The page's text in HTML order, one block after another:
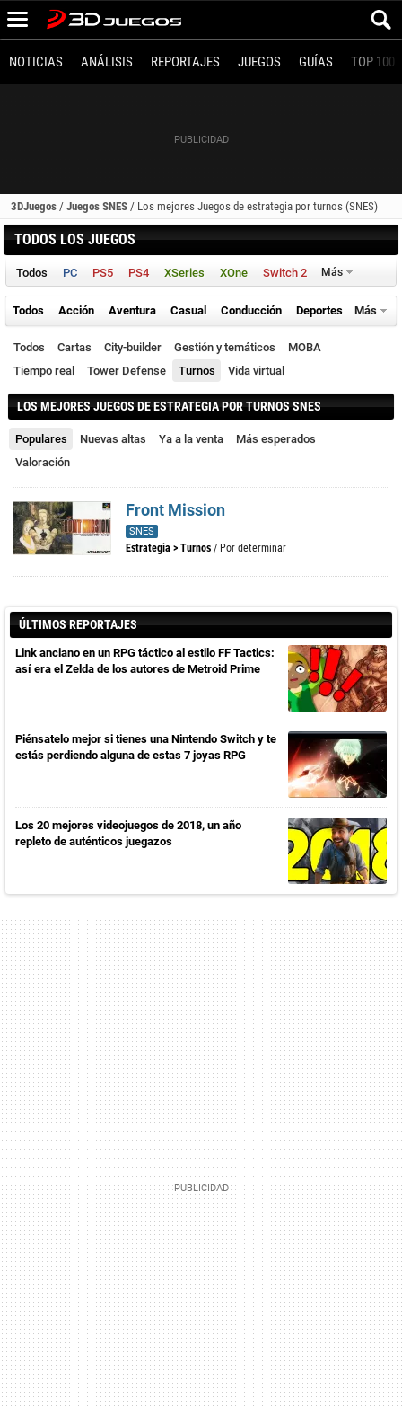
NOTICIAS ANÁLISIS REPORTAJES JUEGOS GUÍAS TOP 100
3DJuegos / Juegos SNES / Los mejores Juegos de estrategia por turnos (SNES)
TODOS LOS JUEGOS
Todos PC PS5 PS4 XSeries XOne Switch 2 Más
Todos Acción Aventura Casual Conducción Deportes Más
Todos Cartas City-builder Gestión y temáticos
MOBA
Tiempo real
Tower Defense Turnos Vida virtual
LOS MEJORES JUEGOS DE ESTRATEGIA POR TURNOS SNES
Populares Nuevas altas Ya a la venta
Más esperados
Valoración
Front Mission
SNES
Estrategia > Turnos / Por determinar
ÚLTIMOS REPORTAJES
Link anciano en un RPG táctico al estilo FF Tactics:
así era el Zelda de los autores de Metroid Prime
Piénsatelo mejor si tienes una Nintendo Switch y te
estás perdiendo alguna de estas 7 joyas RPG
Los 20 mejores videojuegos de 2018, un año
repleto de auténticos juegazos